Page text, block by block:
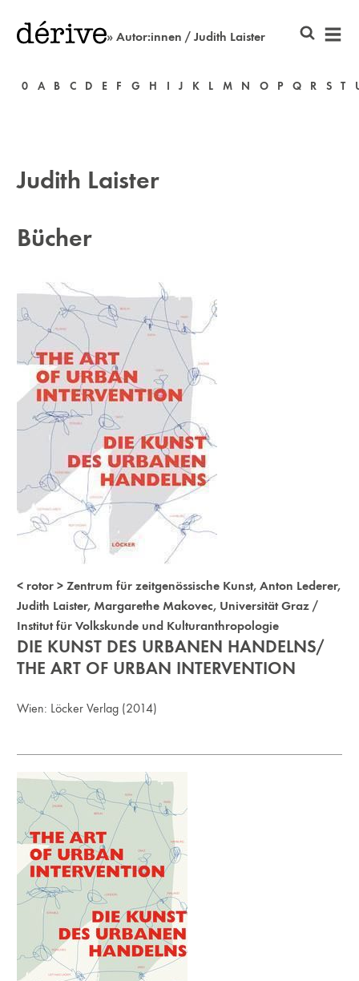
» Autor:innen / Judith Laister
0 A B C D E F G H I J K L M N O P Q R S T
Judith Laister
Bücher
< rotor > Zentrum für zeitgenössische Kunst,Anton Lederer,
Judith Laister,Margarethe Makovec, Universität Graz /
Institut für Volkskunde und Kulturanthropologie
DIE KUNST DES URBANEN HANDELNS/
THE ART OF URBAN INTERVENTION
Wien: Löcker Verlag (2014)